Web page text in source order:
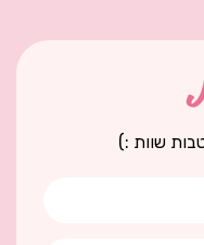
שוות :)